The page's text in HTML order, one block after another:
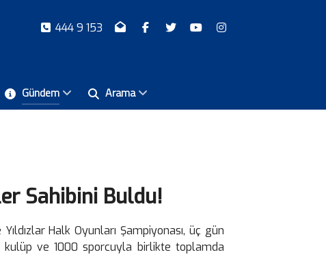
444 9 153
Gündem Arama
Sahibini Buldu!
Halk Oyunları Şampiyonası, üç gün
kulüp ve 1000 sporcuyla birlikte toplamda